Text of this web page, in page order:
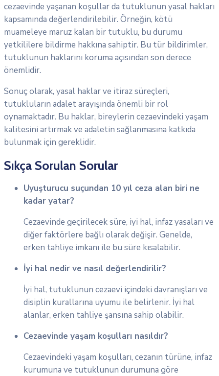
cezaevinde yaşanan koşullar da tutuklunun yasal hakları
kapsamında değerlendirilebilir. Örneğin, kötü
muameleye maruz kalan bir tutuklu, bu durumu
yetkililere bildirme hakkına sahiptir. Bu tür bildirimler,
tutuklunun haklarını koruma açısından son derece
önemlidir.
Sonuç olarak, yasal haklar ve itiraz süreçleri,
tutukluların adalet arayışında önemli bir rol
oynamaktadır. Bu haklar, bireylerin cezaevindeki yaşam
kalitesini artırmak ve adaletin sağlanmasına katkıda
bulunmak için gereklidir.
Sıkça Sorulan Sorular
Uyuşturucu suçundan 10 yıl ceza alan biri ne
kadar yatar?
Cezaevinde geçirilecek süre, iyi hal, infaz yasaları ve
diğer faktörlere bağlı olarak değişir. Genelde,
erken tahliye imkanı ile bu süre kısalabilir.
İyi hal nedir ve nasıl değerlendirilir?
İyi hal, tutuklunun cezaevi içindeki davranışları ve
disiplin kurallarına uyumu ile belirlenir. İyi hal
alanlar, erken tahliye şansına sahip olabilir.
Cezaevinde yaşam koşulları nasıldır?
Cezaevindeki yaşam koşulları, cezanın türüne, infaz
kurumuna ve tutuklunun durumuna göre